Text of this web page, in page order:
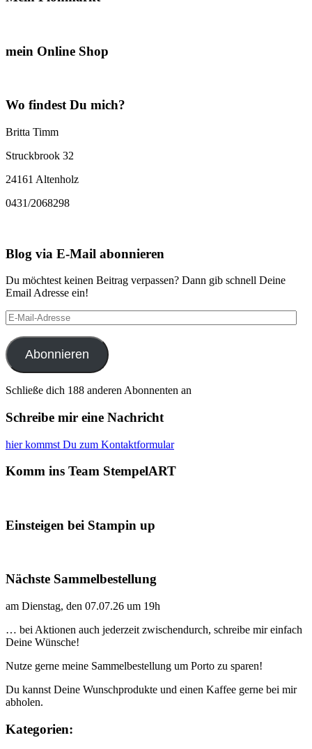
mein Online Shop
Wo findest Du mich?
Britta Timm
Struckbrook 32
24161 Altenholz
0431/2068298
Blog via E-Mail abonnieren
Du möchtest keinen Beitrag verpassen? Dann gib schnell Deine
Email Adresse ein!
E-
Mail-
Adresse
Abonnieren
Schließe dich 188 anderen Abonnenten an
Schreibe mir eine Nachricht
hier kommst Du zum Kontaktformular
Komm ins Team StempelART
Einsteigen bei Stampin up
Nächste Sammelbestellung
am Dienstag, den 07.07.26 um 19h
… bei Aktionen auch jederzeit zwischendurch, schreibe mir einfach
Deine Wünsche!
Nutze gerne meine Sammelbestellung um Porto zu sparen!
Du kannst Deine Wunschprodukte und einen Kaffee gerne bei mir
abholen.
Kategorien: